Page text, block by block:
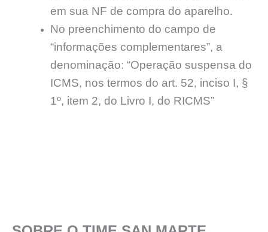
em sua NF de compra do aparelho.
No preenchimento do campo de
“informações complementares”, a
denominação: “Operação suspensa do
ICMS, nos termos do art. 52, inciso I, §
1º, item 2, do Livro I, do RICMS”